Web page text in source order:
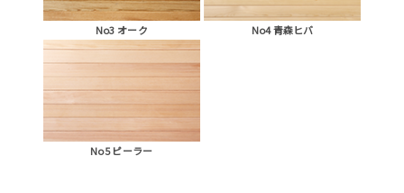
No3 オーク No4 青森ヒバ
No5 ピーラー